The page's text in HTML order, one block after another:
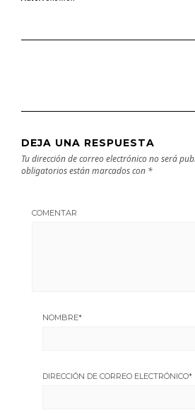
DEJA UNA RESPUESTA
Tu dirección de correo electrónico no será
obligatorios están marcados con *
COMENTAR
NOMBRE*
DIRECCIÓN DE CORREO ELECTRÓNICO*